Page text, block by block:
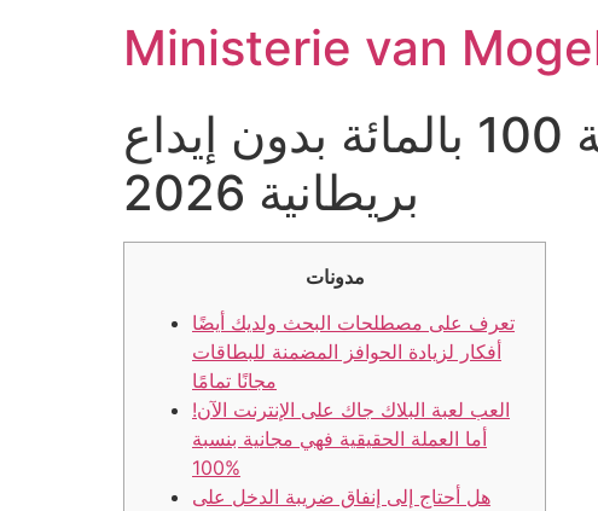
Ministerie van
ضع البطاقة وامتلك 20 لفة مجانية بنسبة 100 بالمائة بدون إيداع
بريطانية 2026
مدونات
تعرف على مصطلحات البحث ولديك أيضًا
أفكار لزيادة الحوافز المضمنة للبطاقات
مجانًا تمامًا
العب لعبة البلاك جاك على الإنترنت الآن!
أما العملة الحقيقية فهي مجانية بنسبة
100%
هل أحتاج إلى إنفاق ضريبة الدخل على